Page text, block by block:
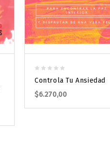
out
of
Controla Tu Ansiedad
$6.270,00